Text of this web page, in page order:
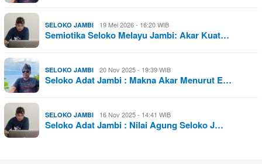
SELOKO JAMBI 19 Mei 2026 - 16:20 WIB
Semiotika Seloko Melayu Jambi: Akar Kuat…
SELOKO JAMBI 20 Nov 2025 - 19:39 WIB
Seloko Adat Jambi : Makna Akar Menurut E…
SELOKO JAMBI 16 Nov 2025 - 14:41 WIB
Seloko Adat Jambi : Nilai Agung Seloko J…